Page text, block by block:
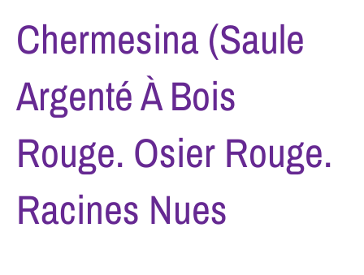
Chermesina (saule
Argenté À Bois
Rouge. Osier Rouge.
Racines Nues